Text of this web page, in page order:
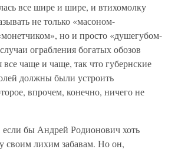
все шире и шире, и втихомолку
не только «масоном-
но и просто «душегубом-
ограбления богатых обозов
все чаще и чаще, так что губернские
должны были устроить
впрочем, конечно, ничего не
бы Андрей Родионович хоть
своим лихим забавам. Но он,